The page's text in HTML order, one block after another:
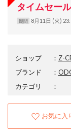
タイムセール
期間 8月11日 (火)
ショップ ： Z-
ブランド
：
カテゴリ
：
お気に入